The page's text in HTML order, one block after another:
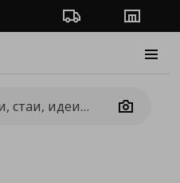
Проследяване на
Camera